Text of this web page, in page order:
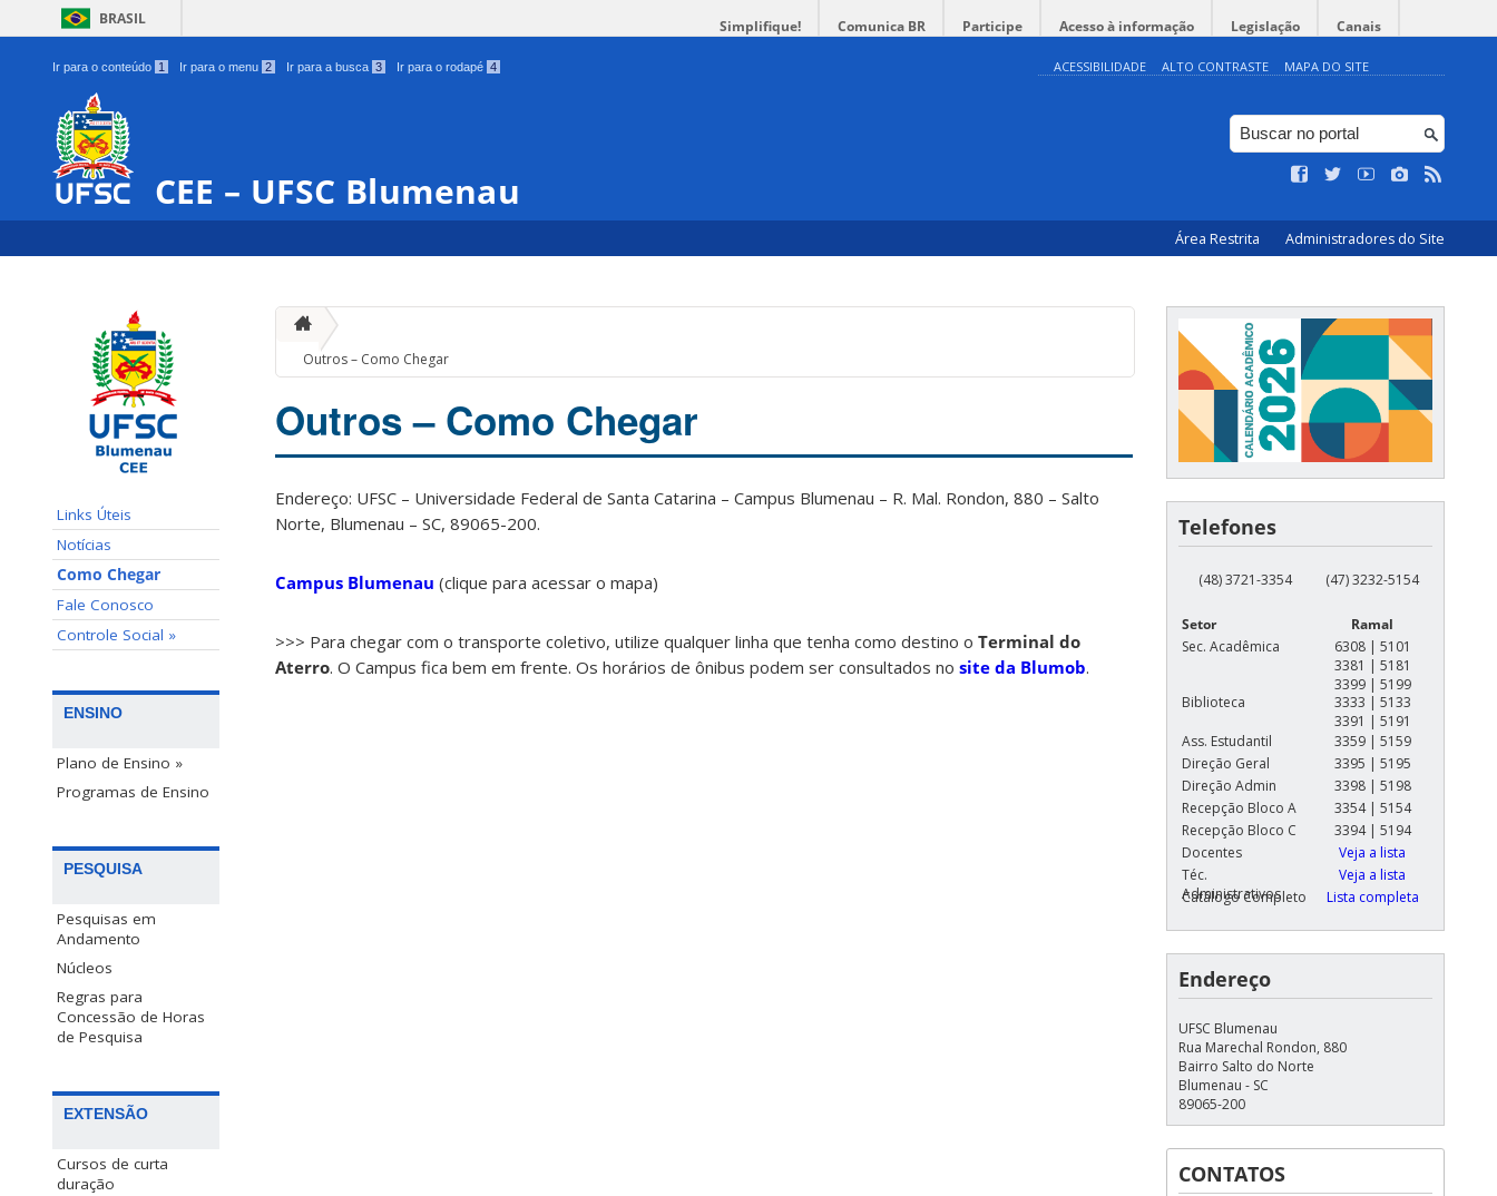
BRASIL Simplifique! Comunica BR Participe Acesso à informação Legislação Canais
Ir para o conteúdo 1 Ir para o menu 2 Ir para a busca 3 Ir para o rodapé 4 ACESSIBILIDADE ALTO CONTRASTE MAPA DO SITE
CEE – UFSC Blumenau
Área Restrita Administradores do Site
Links Úteis
Notícias
Como Chegar
Fale Conosco
Controle Social »
ENSINO
Plano de Ensino »
Programas de Ensino
PESQUISA
Pesquisas em
Andamento
Núcleos
Regras para
Concessão de Horas
de Pesquisa
EXTENSÃO
Cursos de curta
duração
Outros – Como Chegar
Outros – Como Chegar
Endereço: UFSC – Universidade Federal de Santa Catarina – Campus Blumenau – R. Mal. Rondon, 880 – Salto
Norte, Blumenau – SC, 89065-200.
Campus Blumenau (clique para acessar o mapa)
>>> Para chegar com o transporte coletivo, utilize qualquer linha que tenha como destino o Terminal do
Aterro. O Campus fica bem em frente. Os horários de ônibus podem ser consultados no site da Blumob.
Telefones
(48) 3721-3354 (47) 3232-5154
Setor
Ramal
Sec. Acadêmica
6308 | 5101
3381 | 5181
3399 | 5199
Biblioteca
3333 | 5133
3391 | 5191
Ass. Estudantil
3359 | 5159
Direção Geral
3395 | 5195
Direção Admin
3398 | 5198
Recepção Bloco A
3354 | 5154
Recepção Bloco C
3394 | 5194
Docentes
Veja a lista
Téc.
Administrativos
Veja a lista
Catálogo Completo
Lista completa
Endereço
UFSC Blumenau
Rua Marechal Rondon, 880
Bairro Salto do Norte
Blumenau - SC
89065-200
CONTATOS